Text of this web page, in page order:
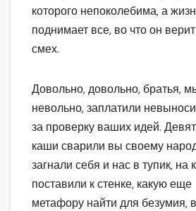
которого непоколебима, а
поднимает все, во что он
смех.
Довольно, довольно, братья,
невольно, заплатили
за проверку ваших идей.
каши сварили вы своему
загнали себя и нас в тупик, на
поставили к стенке, какую еще
метафору найти для безумия,